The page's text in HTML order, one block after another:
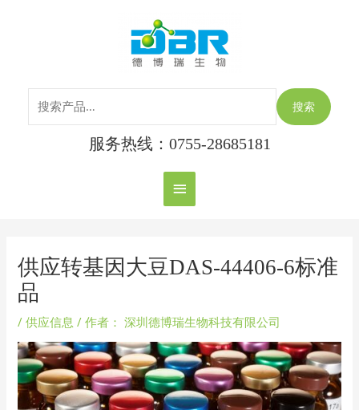
主
菜
单
搜索
服务热线：0755-28685181
供应转基因大豆DAS-44406-6标准
品
/供应信息 / 作者： 深圳德博瑞生物科技有限公司